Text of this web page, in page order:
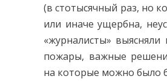
(в стотысячный раз, но
или иначе ущербна,
«журналисты»
пожары, важные
на которые можно было